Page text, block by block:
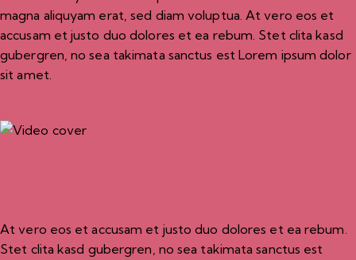
magna aliquyam erat, sed diam voluptua. At vero eos et
accusam et justo duo dolores et ea rebum. Stet clita kasd
gubergren, no sea takimata sanctus est Lorem ipsum dolor
sit amet.
At vero eos et accusam et justo duo dolores et ea rebum.
Stet clita kasd gubergren, no sea takimata sanctus est